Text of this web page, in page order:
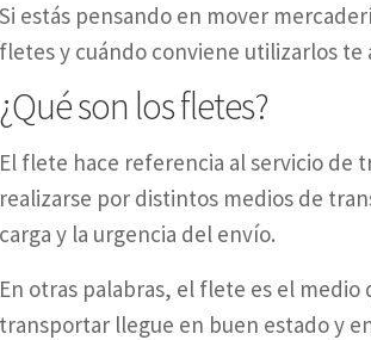
Si estás pensando en mover
fletes y cuándo conviene utilizarlos te
¿Qué son los fletes?
El flete hace referencia al servicio de
realizarse por distintos medios de
carga y la urgencia del envío.
En otras palabras, el flete es el
transportar llegue en buen estado y